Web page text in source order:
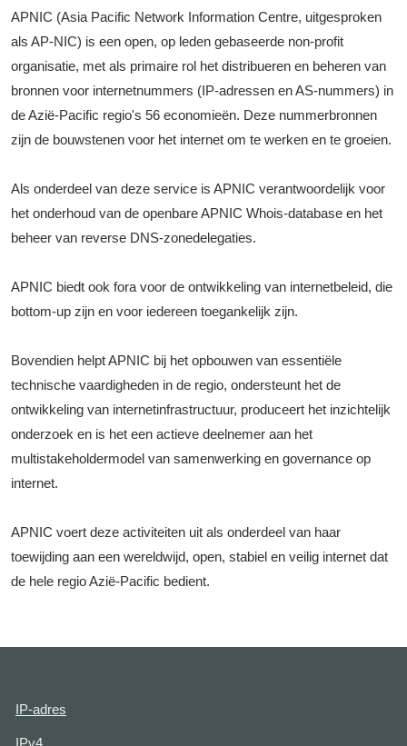
APNIC (Asia Pacific Network Information Centre, uitgesproken
als AP-NIC) is een open, op leden gebaseerde non-profit
organisatie, met als primaire rol het distribueren en beheren van
bronnen voor internetnummers (IP-adressen en AS-nummers) in
de Azië-Pacific regio's 56 economieën. Deze nummerbronnen
zijn de bouwstenen voor het internet om te werken en te groeien.
Als onderdeel van deze service is APNIC verantwoordelijk voor
het onderhoud van de openbare APNIC Whois-database en het
beheer van reverse DNS-zonedelegaties.
APNIC biedt ook fora voor de ontwikkeling van internetbeleid, die
bottom-up zijn en voor iedereen toegankelijk zijn.
Bovendien helpt APNIC bij het opbouwen van essentiële
technische vaardigheden in de regio, ondersteunt het de
ontwikkeling van internetinfrastructuur, produceert het inzichtelijk
onderzoek en is het een actieve deelnemer aan het
multistakeholdermodel van samenwerking en governance op
internet.
APNIC voert deze activiteiten uit als onderdeel van haar
toewijding aan een wereldwijd, open, stabiel en veilig internet dat
de hele regio Azië-Pacific bedient.
IP-adres
IPv4